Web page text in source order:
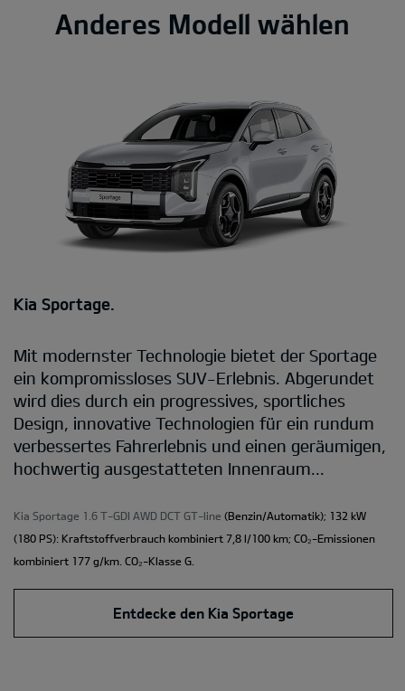
Anderes Modell wählen
Kia Sportage.
Mit modernster Technologie bietet der Sportage
ein kompromissloses SUV-Erlebnis. Abgerundet
wird dies durch ein progressives, sportliches
Design, innovative Technologien für ein rundum
verbessertes Fahrerlebnis und einen geräumigen,
hochwertig ausgestatteten Innenraum...
Kia Sportage 1.6 T-GDI AWD DCT GT-line (Benzin/Automatik); 132 kW
(180 PS): Kraftstoffverbrauch kombiniert 7,8 l/100 km; CO₂-Emissionen
kombiniert 177 g/km. CO₂-Klasse G.
Entdecke den Kia Sportage